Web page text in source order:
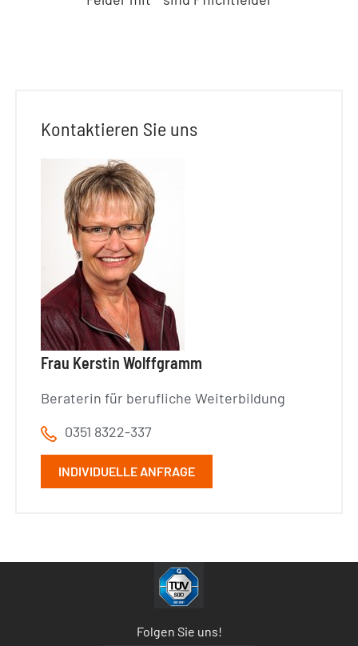
Kontaktieren Sie uns
Frau Kerstin Wolffgramm
Beraterin für berufliche Weiterbildung
0351 8322-337
INDIVIDUELLE ANFRAGE
Folgen Sie uns!